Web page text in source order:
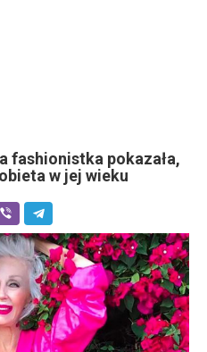
fashionistka pokazała,
w jej wieku